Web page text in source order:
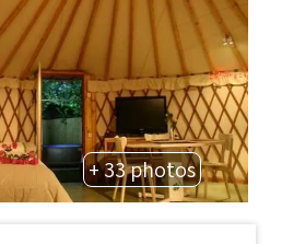
+ 33 photos